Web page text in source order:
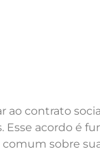
contrato
Esse acordo é
sobre